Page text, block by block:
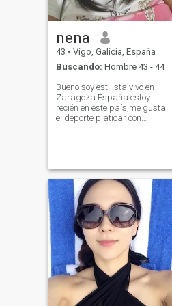
nena
43 • Vigo, Galicia, España
Buscando: Hombre 43 - 44
Bueno soy estilista vivo en
Zaragoza España estoy
recién en este país,me gusta
el deporte platicar con
y respeto mucho cada ser
viviente q se encuentre en
este planeta tierra q Dios
nos regaló